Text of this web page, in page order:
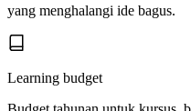
yang menghalangi ide bagus.
Learning budget